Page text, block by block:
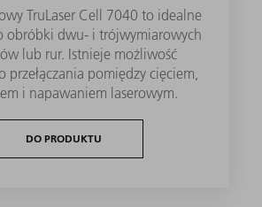
TruLaser Cell 7040 to idealne
obróbki dwu- i trójwymiarowych
lub rur. Istnieje możliwość
przełączania pomiędzy cięciem,
i napawaniem laserowym.
DO PRODUKTU